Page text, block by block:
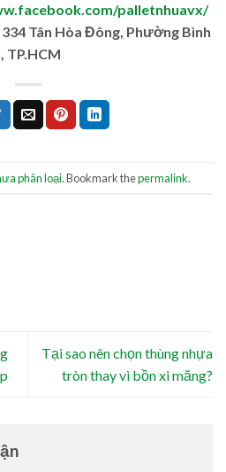
palletnhuavx/
Tân Hòa Đông, Phường Bình
TP.HCM
phân loại. Bookmark thepermalink.
Tại sao nên chọn thùng nhựa
tròn thay vì bồn xi măng?